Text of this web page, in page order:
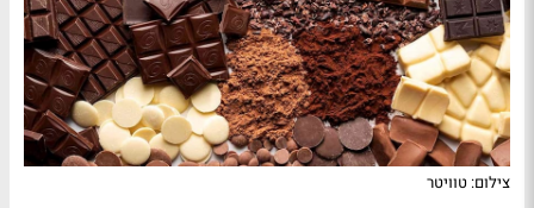
צילום: טוויטר